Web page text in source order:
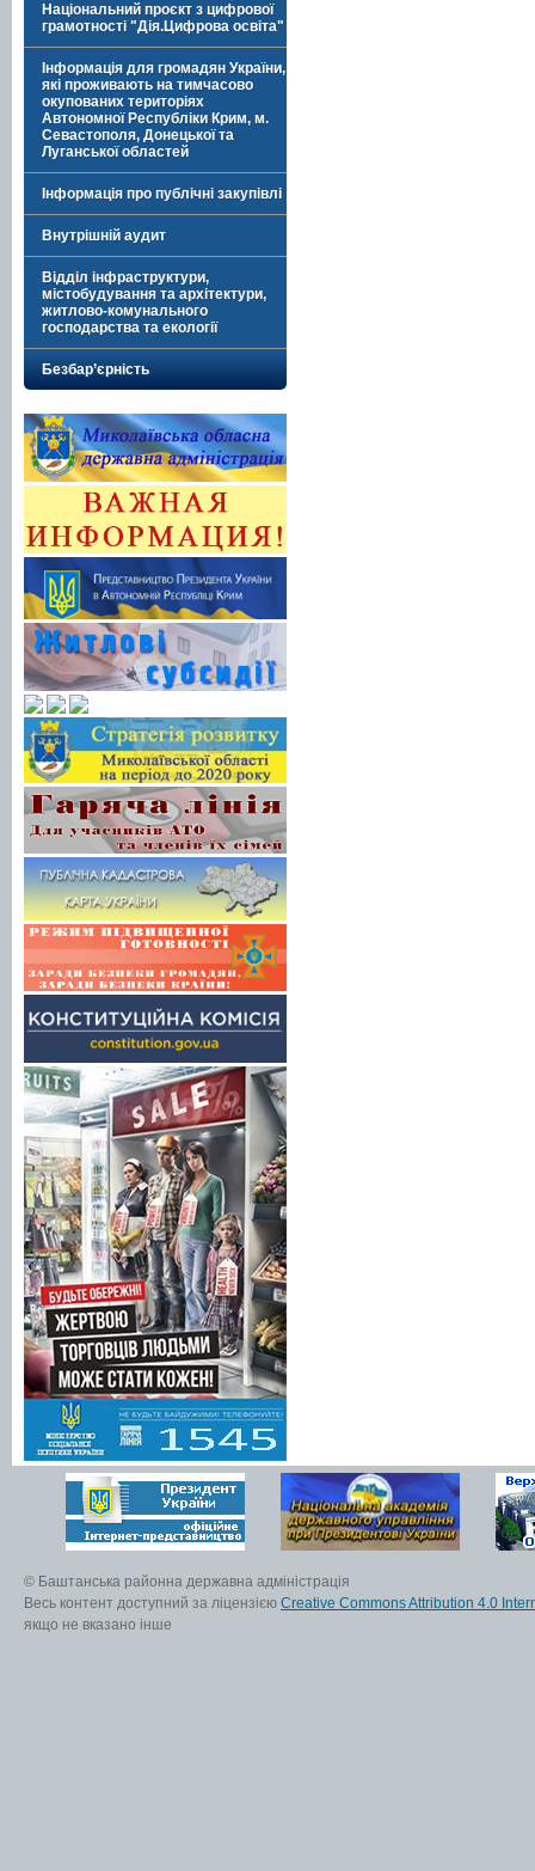
Національний проєкт з цифрової
грамотності "Дія.Цифрова освіта"
Інформація для громадян України,
які проживають на тимчасово
окупованих територіях
Автономної Республіки Крим, м.
Севастополя, Донецької та
Луганської областей
Інформація про публічні закупівлі
Внутрішній аудит
Відділ інфраструктури,
містобудування та архітектури,
житлово-комунального
господарства та екології
Безбар’єрність
© Баштанська районна державна адміністрація
Весь контент доступний за ліцензією Creative Commons Attribution 4.0
якщо не вказано інше